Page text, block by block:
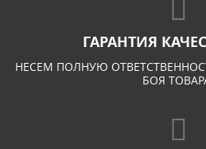
ГАРАНТИЯ
НЕСЕМ ПОЛНУЮ
БОЯ